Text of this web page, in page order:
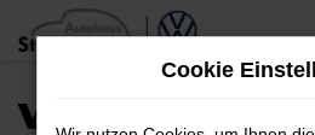
Zum
Hauptinhalt
VW PASSAT
Cookie